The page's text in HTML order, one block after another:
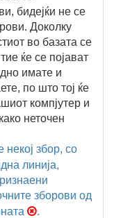
бидејќи не се
Доколку
во базата се
ќе се појават
имате и
по што тој ќе
компјутер и
неточен
некој збор, со
линија,
зборови од
.